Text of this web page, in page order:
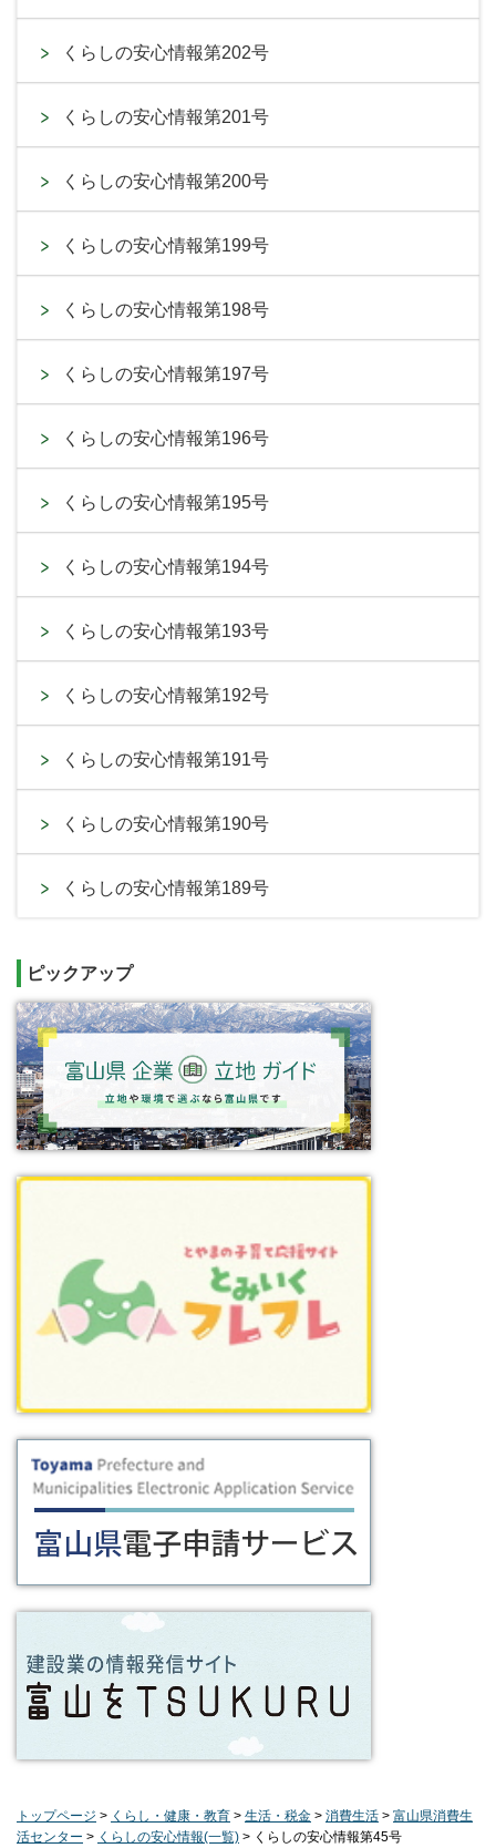
くらしの安心情報第202号
くらしの安心情報第201号
くらしの安心情報第200号
くらしの安心情報第199号
くらしの安心情報第198号
くらしの安心情報第197号
くらしの安心情報第196号
くらしの安心情報第195号
くらしの安心情報第194号
くらしの安心情報第193号
くらしの安心情報第192号
くらしの安心情報第191号
くらしの安心情報第190号
くらしの安心情報第189号
ピックアップ
トップページ > くらし・健康・教育 > 生活・税金 > 消費生活 > 富山県消費生
活センター > くらしの安心情報(一覧) > くらしの安心情報第45号